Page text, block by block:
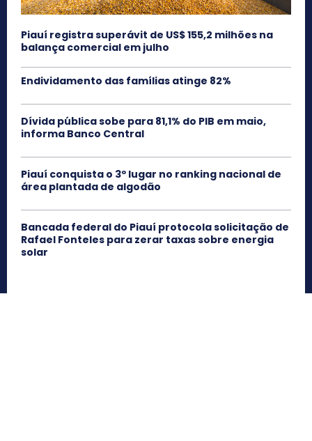
Piauí registra superávit de US$ 155,2 milhões na
balança comercial em julho
Endividamento das famílias atinge 82%
Dívida pública sobe para 81,1% do PIB em maio,
informa Banco Central
Piauí conquista o 3º lugar no ranking nacional de
área plantada de algodão
Bancada federal do Piauí protocola solicitação de
Rafael Fonteles para zerar taxas sobre energia
solar